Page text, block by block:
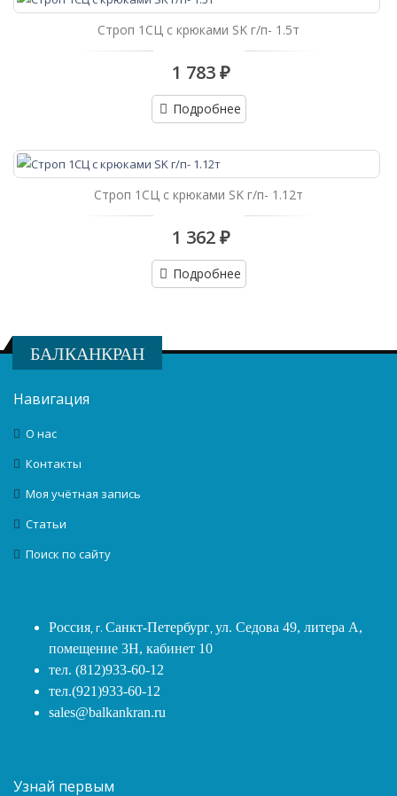
Строп 1СЦ с крюками SK г/п- 1.5т
1 783 ₽
Подробнее
Строп 1СЦ с крюками SK г/п- 1.12т
1 362 ₽
Подробнее
БАЛКАНКРАН
Навигация
О нас
Контакты
Моя учётная запись
Статьи
Поиск по сайту
Россия, г. Санкт-Петербург,ул. Седова 49, литера А,
помещение 3Н, кабинет 10
тел. (812)933-60-12
тел.(921)933-60-12
sales@balkankran.ru
Узнай первым